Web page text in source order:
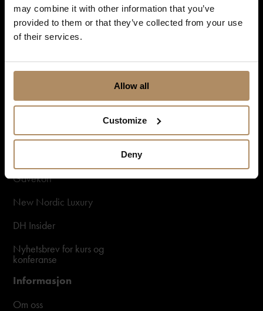
may combine it with other information that you’ve
provided to them or that they’ve collected from your use
of their services.
Allow all
Customize
Deny
Snarveier
Destinasjoner
Hoteller
Opplevelser og kortferier
Kurs og konferanser
Gavekort
New Nordic Luxury
DH Insider
Nyhetsbrev for kurs og
konferanse
Informasjon
Om oss